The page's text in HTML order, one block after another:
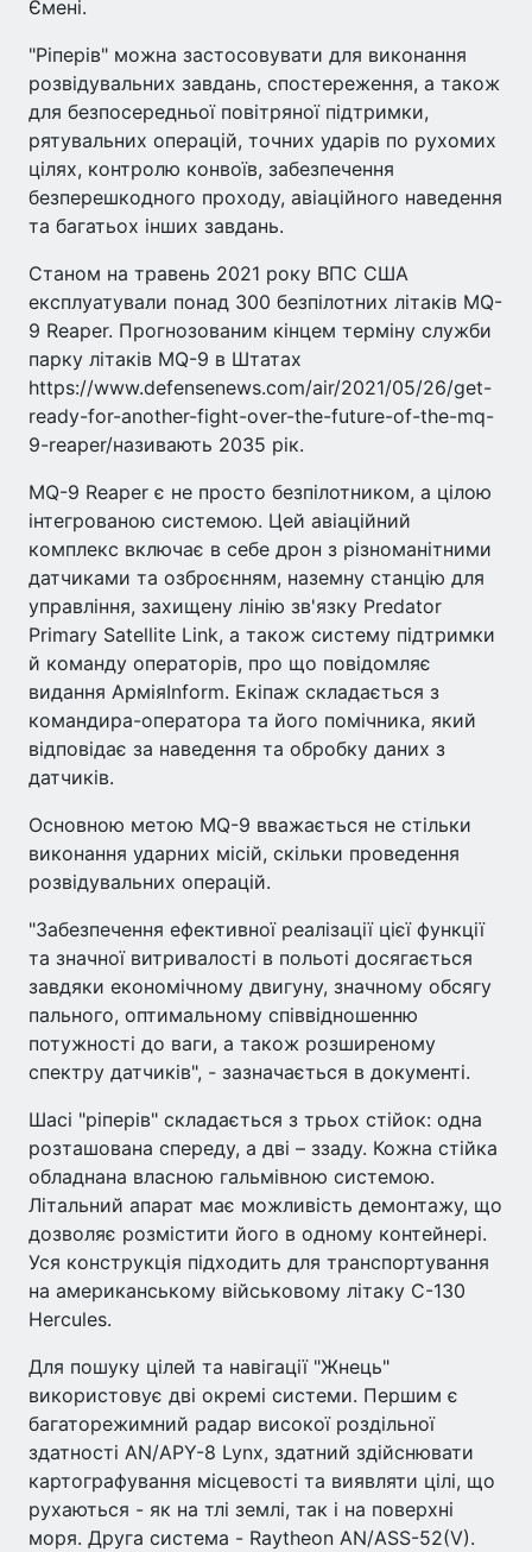
Ємені.
"Ріперів" можна застосовувати для виконання
розвідувальних завдань, спостереження, а також
для безпосередньої повітряної підтримки,
рятувальних операцій, точних ударів по рухомих
цілях, контролю конвоїв, забезпечення
безперешкодного проходу, авіаційного наведення
та багатьох інших завдань.
Станом на травень 2021 року ВПС США
експлуатували понад 300 безпілотних літаків MQ-
9 Reaper. Прогнозованим кінцем терміну служби
парку літаків MQ-9 в Штатах
https://www.defensenews.com/air/2021/05/26/get-
ready-for-another-fight-over-the-future-of-the-mq-
9-reaper/називають 2035 рік.
MQ-9 Reaper є не просто безпілотником, а цілою
інтегрованою системою. Цей авіаційний
комплекс включає в себе дрон з різноманітними
датчиками та озброєнням, наземну станцію для
управління, захищену лінію зв'язку Predator
Primary Satellite Link, а також систему підтримки
й команду операторів, про що повідомляє
видання АрміяInform. Екіпаж складається з
командира-оператора та його помічника, який
відповідає за наведення та обробку даних з
датчиків.
Основною метою MQ-9 вважається не стільки
виконання ударних місій, скільки проведення
розвідувальних операцій.
"Забезпечення ефективної реалізації цієї функції
та значної витривалості в польоті досягається
завдяки економічному двигуну, значному обсягу
пального, оптимальному співвідношенню
потужності до ваги, а також розширеному
спектру датчиків", - зазначається в документі.
Шасі "ріперів" складається з трьох стійок: одна
розташована спереду, а дві – ззаду. Кожна стійка
обладнана власною гальмівною системою.
Літальний апарат має можливість демонтажу, що
дозволяє розмістити його в одному контейнері.
Уся конструкція підходить для транспортування
на американському військовому літаку C-130
Hercules.
Для пошуку цілей та навігації "Жнець"
використовує дві окремі системи. Першим є
багаторежимний радар високої роздільної
здатності AN/APY-8 Lynx, здатний здійснювати
картографування місцевості та виявляти цілі, що
рухаються - як на тлі землі, так і на поверхні
моря. Друга система - Raytheon AN/ASS-52(V).